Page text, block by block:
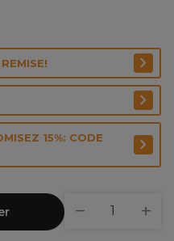
15%: CODE